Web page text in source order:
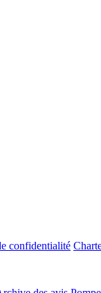
confidentialité